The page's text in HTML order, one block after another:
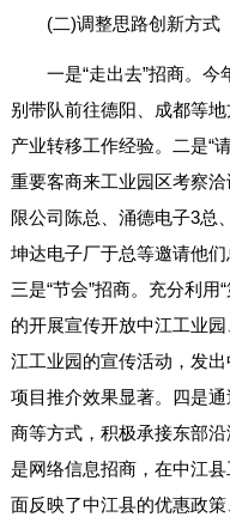
(二)调整思路创新方式
一是“走出去”招商。
别带队前往德阳、成都等
产业转移工作经验。二是“
重要客商来工业园区考察
限公司陈总、涌德电子3总
坤达电子厂于总等邀请他
三是“节会”招商。充分利用
的开展宣传开放中江工业
江工业园的宣传活动，发
项目推介效果显著。四是
商等方式，积极承接东部
是网络信息招商，在中江
面反映了中江县的优惠政